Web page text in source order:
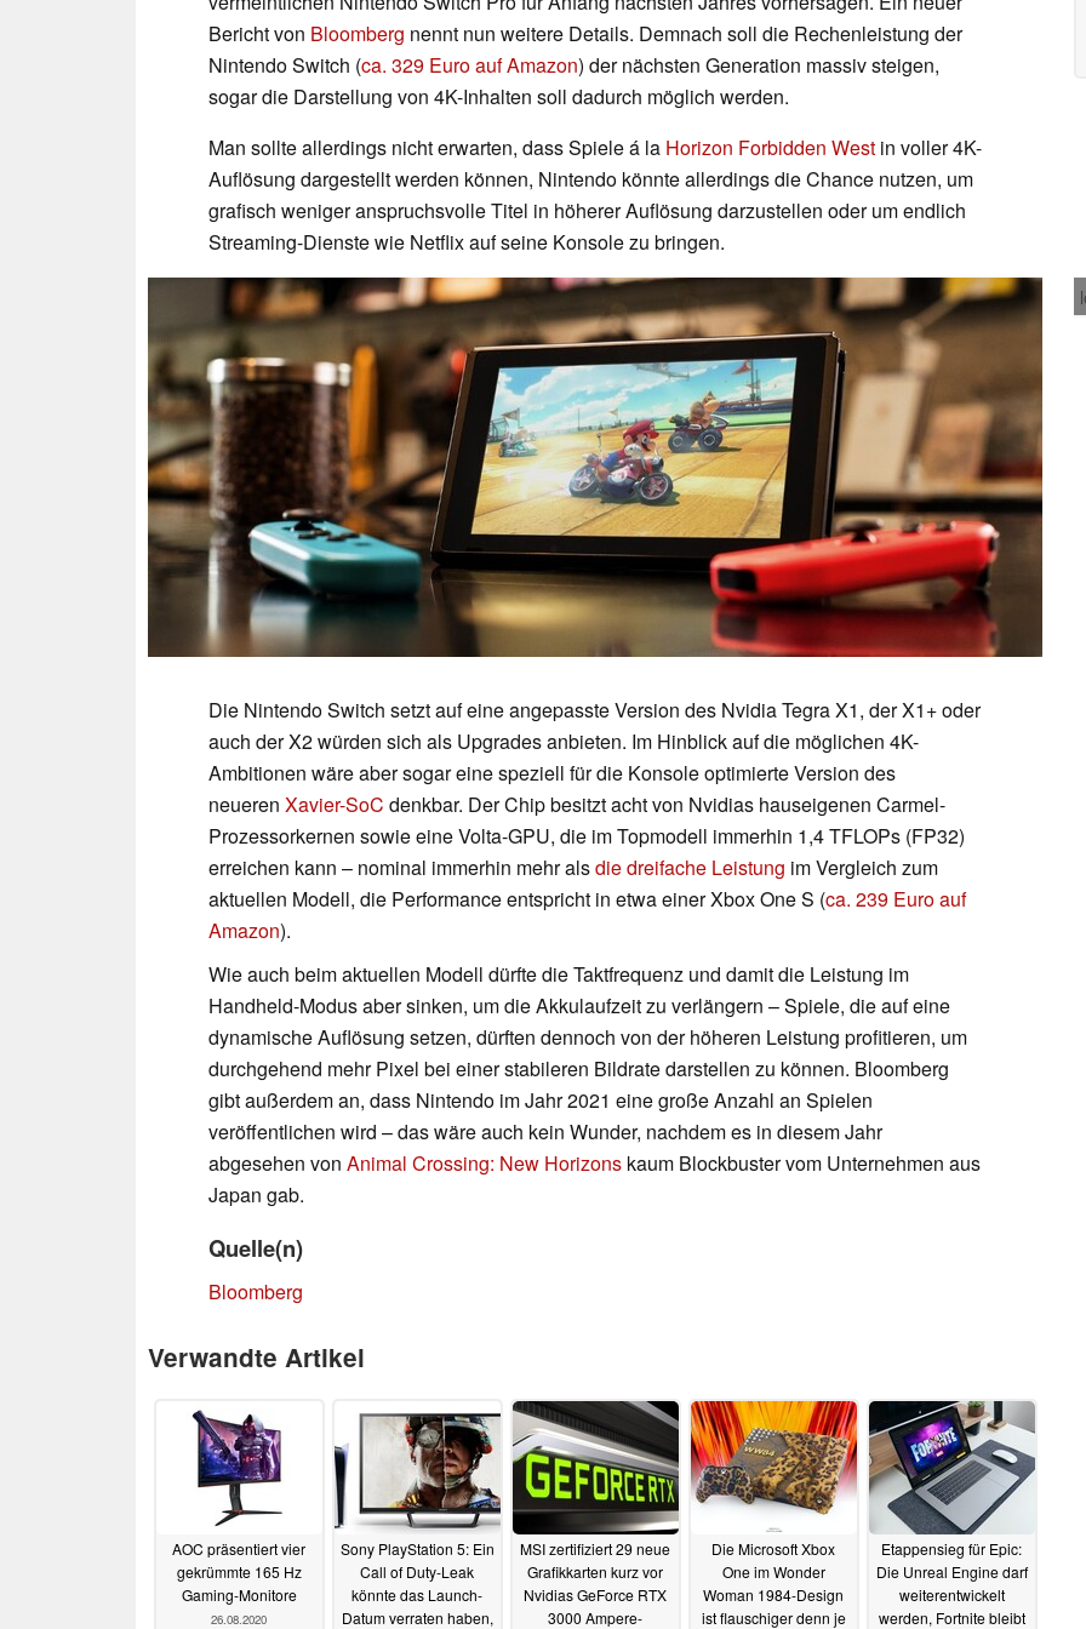
Bericht von Bloomberg nennt nun weitere Details. Demnach soll die Rechenleistung der
Nintendo Switch (ca. 329 Euro auf Amazon) der nächsten Generation massiv steigen,
sogar die Darstellung von 4K-Inhalten soll dadurch möglich werden.
Man sollte allerdings nicht erwarten, dass Spiele á la Horizon Forbidden West in voller 4K-
Auflösung dargestellt werden können, Nintendo könnte allerdings die Chance nutzen, um
grafisch weniger anspruchsvolle Titel in höherer Auflösung darzustellen oder um endlich
Streaming-Dienste wie Netflix auf seine Konsole zu bringen.
Die Nintendo Switch setzt auf eine angepasste Version des Nvidia Tegra X1, der X1+ oder
auch der X2 würden sich als Upgrades anbieten. Im Hinblick auf die möglichen 4K-
Ambitionen wäre aber sogar eine speziell für die Konsole optimierte Version des
neueren Xavier-SoC denkbar. Der Chip besitzt acht von Nvidias hauseigenen Carmel-
Prozessorkernen sowie eine Volta-GPU, die im Topmodell immerhin 1,4 TFLOPs (FP32)
erreichen kann – nominal immerhin mehr alsdie dreifache Leistung im Vergleich zum
aktuellen Modell, die Performance entspricht in etwa einer Xbox One S (ca. 239 Euro auf
Amazon).
Wie auch beim aktuellen Modell dürfte die Taktfrequenz und damit die Leistung im
Handheld-Modus aber sinken, um die Akkulaufzeit zu verlängern – Spiele, die auf eine
dynamische Auflösung setzen, dürften dennoch von der höheren Leistung profitieren, um
durchgehend mehr Pixel bei einer stabileren Bildrate darstellen zu können. Bloomberg
gibt außerdem an, dass Nintendo im Jahr 2021 eine große Anzahl an Spielen
veröffentlichen wird – das wäre auch kein Wunder, nachdem es in diesem Jahr
abgesehen von Animal Crossing: New Horizons kaum Blockbuster vom Unternehmen aus
Japan gab.
Quelle(n)
Bloomberg
Verwandte Artikel
AOC präsentiert vier
gekrümmte 165 Hz
Gaming-Monitore
26.08.2020
Sony PlayStation 5: Ein
Call of Duty-Leak
könnte das Launch-
Datum verraten haben,
MSI zertifiziert 29 neue
Grafikkarten kurz vor
Nvidias GeForce RTX
3000 Ampere-
Die Microsoft Xbox
One im Wonder
Woman 1984-Design
ist flauschiger denn je
Etappensieg für Epic:
Die Unreal Engine darf
weiterentwickelt
werden, Fortnite bleibt